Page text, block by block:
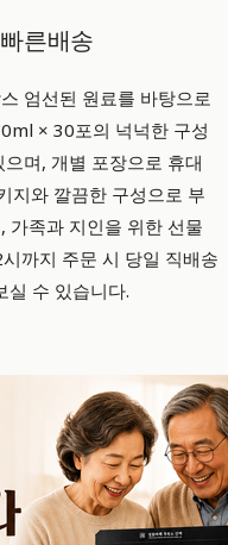
른배송
엄선된 원료를 바탕으로
× 30포의 넉넉한 구성
며, 개별 포장으로 휴대
지와 깔끔한 구성으로 부
가족과 지인을 위한 선물
까지 주문 시 당일 직배송
실 수 있습니다.